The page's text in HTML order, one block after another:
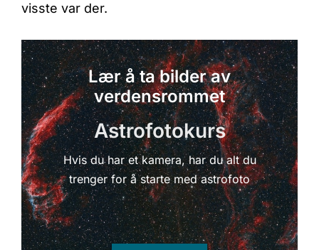
visste var der.
Lær å ta bilder av
verdensrommet
Astrofotokurs
Hvis du har et kamera, har du alt du
trenger for å starte med astrofoto